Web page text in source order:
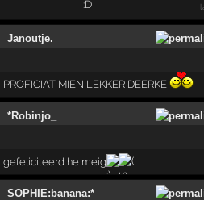
Janoutje.
PROFICIAT MIEN LEKKER DEERKE
*Robinjo_
gefeliciteerd he meig
SOPHIE:banana:*